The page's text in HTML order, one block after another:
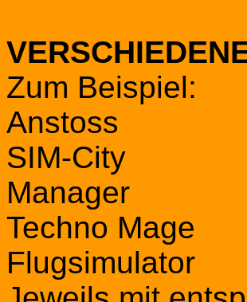
Zum Beispiel:
Anstoss
SIM-City
Manager
Techno Mage
Flugsimulator